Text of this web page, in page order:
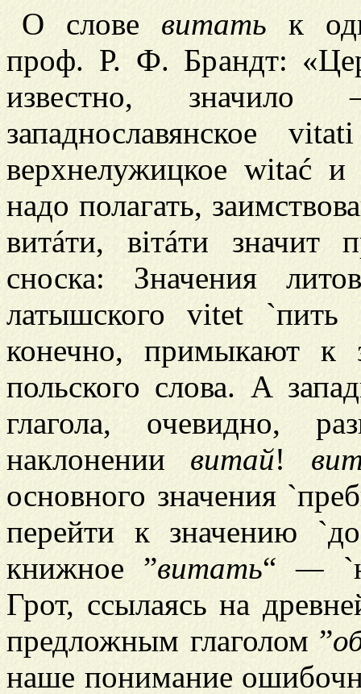
О слове витать к
проф. Р. Ф. Брандт:
известно,
западнославянское
верхнелужицкое witać
надо полагать,
витáти, вiтáти значит
сноска: Значения
латышского vitet `пить
конечно, примыкают к
польского слова. А
глагола, очевидно,
наклонении витай!
основного значения
перейти к значению
книжное ”витать“—
Грот, ссылаясь на
предложным глаголом ”
наше понимание